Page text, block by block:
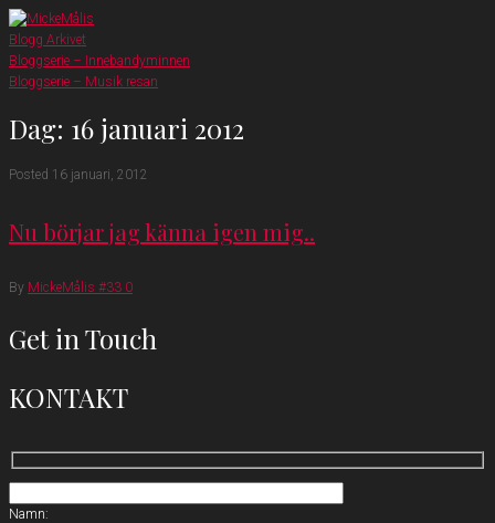
Skip
to
content
Blogg Arkivet
Bloggserie – Innebandyminnen
Bloggserie – Musik resan
Dag: 16 januari 2012
Posted 16 januari, 2012
Nu börjar jag känna igen mig..
By MickeMålis #33 0
Get in Touch
KONTAKT
Namn: